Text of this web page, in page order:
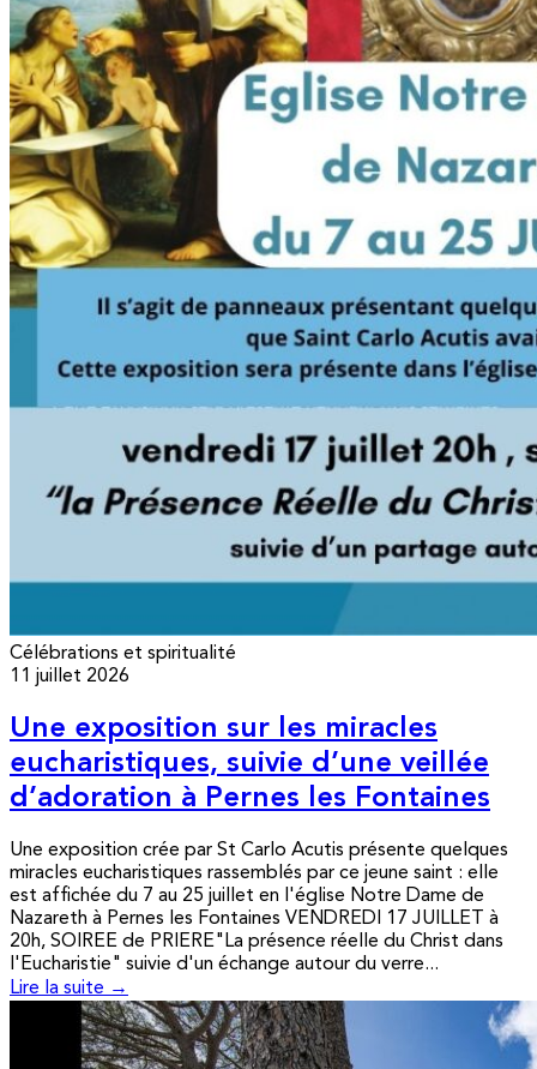
Célébrations et spiritualité
11 juillet 2026
Une exposition sur les miracles
eucharistiques, suivie d’une veillée
d’adoration à Pernes les Fontaines
Une exposition crée par St Carlo Acutis présente quelques
miracles eucharistiques rassemblés par ce jeune saint : elle
est affichée du 7 au 25 juillet en l'église Notre Dame de
Nazareth à Pernes les Fontaines VENDREDI 17 JUILLET à
20h, SOIREE de PRIERE"La présence réelle du Christ dans
l'Eucharistie" suivie d'un échange autour du verre...
Lire la suite →